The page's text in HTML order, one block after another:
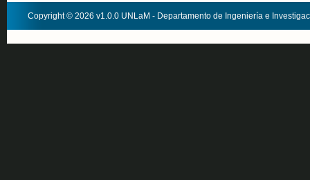
Copyright © 2026 v1.0.0 UNLaM - Departamento de Ingeniería e